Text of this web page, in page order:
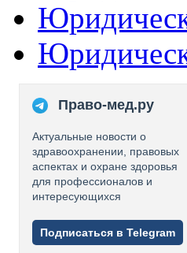
Право-мед.ру
Актуальные новости о
здравоохранении, правовых
аспектах и охране здоровья
для профессионалов и
интересующихся
Подписаться в Telegram